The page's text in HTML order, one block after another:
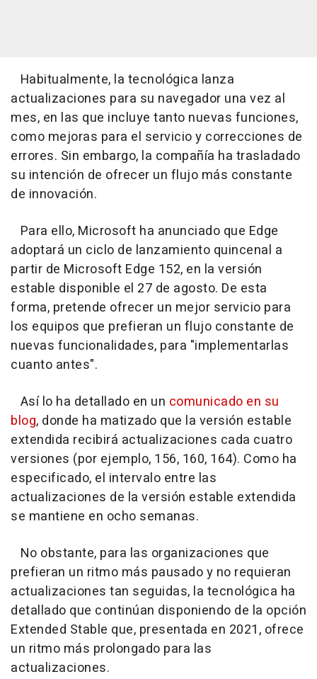
Habitualmente, la tecnológica lanza
actualizaciones para su navegador una vez al
mes, en las que incluye tanto nuevas funciones,
como mejoras para el servicio y correcciones de
errores. Sin embargo, la compañía ha trasladado
su intención de ofrecer un flujo más constante
de innovación.
Para ello, Microsoft ha anunciado que Edge
adoptará un ciclo de lanzamiento quincenal a
partir de Microsoft Edge 152, en la versión
estable disponible el 27 de agosto. De esta
forma, pretende ofrecer un mejor servicio para
los equipos que prefieran un flujo constante de
nuevas funcionalidades, para "implementarlas
cuanto antes".
Así lo ha detallado en un comunicado en su
blog, donde ha matizado que la versión estable
extendida recibirá actualizaciones cada cuatro
versiones (por ejemplo, 156, 160, 164). Como ha
especificado, el intervalo entre las
actualizaciones de la versión estable extendida
se mantiene en ocho semanas.
No obstante, para las organizaciones que
prefieran un ritmo más pausado y no requieran
actualizaciones tan seguidas, la tecnológica ha
detallado que continúan disponiendo de la opción
Extended Stable que, presentada en 2021, ofrece
un ritmo más prolongado para las
actualizaciones.